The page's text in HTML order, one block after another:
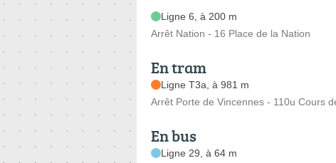
Ligne 6, à 200 m
Arrêt Nation - 16 Place de la Nation
En tram
Ligne T3a, à 981 m
Arrêt Porte de Vincennes - 110u Cours
En bus
Ligne 29, à 64 m